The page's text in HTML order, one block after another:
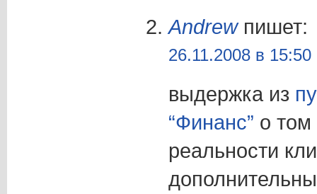
Andrewпишет:
26.11.2008 в 15:50
выдержка из
“Финанс” о том
реальности